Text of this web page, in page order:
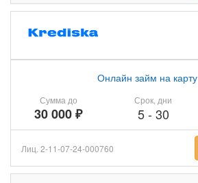
Сумма до
30 000 ₽
Онлайн займ на карту
Срок, дни
5- 30
Лиц. 2-11-07-24-000760